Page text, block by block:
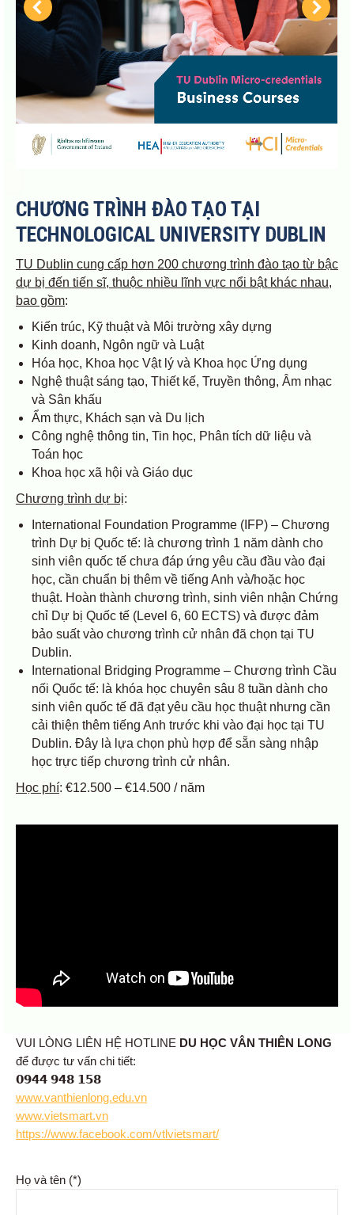
CHƯƠNG TRÌNH ĐÀO TẠO TẠI
TECHNOLOGICAL UNIVERSITY DUBLIN
TU Dublin cung cấp hơn 200 chương trình đào tạo từ bậc
dự bị đến tiến sĩ, thuộc nhiều lĩnh vực nổi bật khác nhau,
bao gồm:
Kiến trúc, Kỹ thuật và Môi trường xây dựng
Kinh doanh, Ngôn ngữ và Luật
Hóa học, Khoa học Vật lý và Khoa học Ứng dụng
Nghệ thuật sáng tạo, Thiết kế, Truyền thông, Âm nhạc
và Sân khấu
Ẩm thực, Khách sạn và Du lịch
Công nghệ thông tin, Tin học, Phân tích dữ liệu và
Toán học
Khoa học xã hội và Giáo dục
Chương trình dự bị:
International Foundation Programme (IFP) – Chương
trình Dự bị Quốc tế: là chương trình 1 năm dành cho
sinh viên quốc tế chưa đáp ứng yêu cầu đầu vào đại
học, cần chuẩn bị thêm về tiếng Anh và/hoặc học
thuật. Hoàn thành chương trình, sinh viên nhận Chứng
chỉ Dự bị Quốc tế (Level 6, 60 ECTS) và được đảm
bảo suất vào chương trình cử nhân đã chọn tại TU
Dublin.
International Bridging Programme – Chương trình Cầu
nối Quốc tế: là khóa học chuyên sâu 8 tuần dành cho
sinh viên quốc tế đã đạt yêu cầu học thuật nhưng cần
cải thiện thêm tiếng Anh trước khi vào đại học tại TU
Dublin. Đây là lựa chọn phù hợp để sẵn sàng nhập
học trực tiếp chương trình cử nhân.
Học phí: €12.500 – €14.500 / năm
VUI LÒNG LIÊN HỆ HOTLINE DU HỌC VÂN THIÊN LONG
để được tư vấn chi tiết:
𝟬𝟵𝟰𝟰 𝟵𝟰𝟴 𝟭𝟱𝟴
www.vanthienlong.edu.vn
www.vietsmart.vn
https://www.facebook.com/vtlvietsmart/
Họ và tên (*)